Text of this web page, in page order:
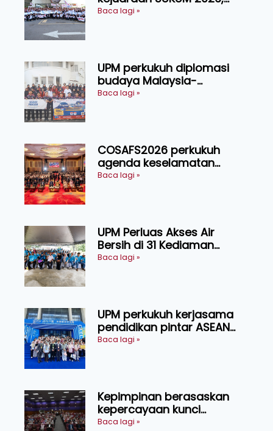
sasar 16 pingat emas
Baca lagi »
UPM perkukuh diplomasi
budaya Malaysia-
Indonesia melalui Narasi
Baca lagi »
COSAFS2026 perkukuh
agenda keselamatan
makanan, AgriHub pacu
Baca lagi »
UPM Perluas Akses Air
Bersih di 31 Kediaman
Orang Asli Tasik Chini
Baca lagi »
UPM perkukuh kerjasama
pendidikan pintar ASEAN
menerusi lawatan rasmi ke
Baca lagi »
Kepimpinan berasaskan
kepercayaan kunci
kecemerlangan institusi -
Baca lagi »